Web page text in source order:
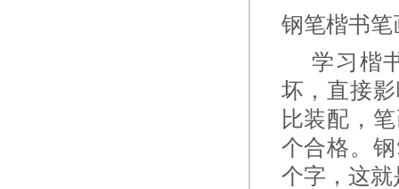
钢笔楷书
学习楷书
坏，直接
比装配，
个合格。
个字，这就